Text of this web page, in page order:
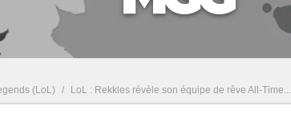
(LoL) / LoL : Rekkles révèle son équipe de rêve All-Time... sans YellOwStaR